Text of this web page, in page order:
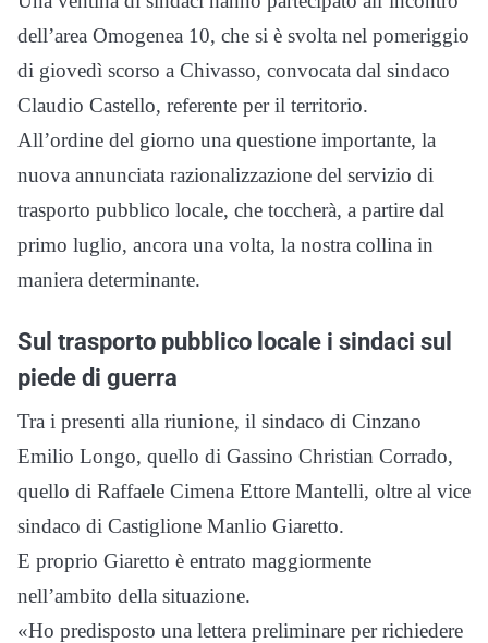
dell’area Omogenea 10, che si è svolta nel pomeriggio
di giovedì scorso a Chivasso, convocata dal sindaco
Claudio Castello, referente per il territorio.
All’ordine del giorno una questione importante, la
nuova annunciata razionalizzazione del servizio di
trasporto pubblico locale, che toccherà, a partire dal
primo luglio, ancora una volta, la nostra collina in
maniera determinante.
Sul trasporto pubblico locale i sindaci sul
piede di guerra
Tra i presenti alla riunione, il sindaco di Cinzano
Emilio Longo, quello di Gassino Christian Corrado,
quello di Raffaele Cimena Ettore Mantelli, oltre al vice
sindaco di Castiglione Manlio Giaretto.
E proprio Giaretto è entrato maggiormente
nell’ambito della situazione.
«Ho predisposto una lettera preliminare per richiedere